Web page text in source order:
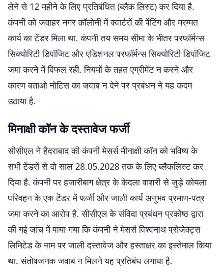
लेने से 12 महीने के लिए प्रतिबंधित (ब्लैक लिस्ट) कर दिया है.
कंपनी को जवाहर नगर कॉलोनी में क्वार्टरों की पेंटिंग और मरम्मत
कार्य का टेंडर मिला था. कंपनी तय समय सीमा के भीतर परफॉर्मन्स
सिक्योरिटी डिपॉजिट और एडिशनल परफॉर्मन्स सिक्योरिटी डिपॉजिट
जमा करने में विफल रही. नियमों के तहत एग्रीमेंट न करने और
कारण बताओ नोटिस का जवाब न देने पर प्रबंधन ने यह कदम
उठाया है.
मिनाक्षी कॉन के दस्तावेज फर्जी
सीसीएल ने हैदराबाद की कंपनी मेसर्स मीनाक्षी कॉन को भविष्य के
सभी टेंडरों से दो साल 28.05.2028 तक के लिए ब्लैकलिस्ट कर
दिया है. कंपनी पर हजारीबाग क्षेत्र के केदला वाशरी से जुड़े कोयला
परिवहन के एक टेंडर में फर्जी और जाली कार्य अनुभव प्रमाण-पत्र
जमा करने का आरोप है. सीसीएल के संविदा प्रबंधन प्रकोष्ठ द्वारा
की गई जांच में पाया गया कि कंपनी ने मेसर्स विश्वनाथ प्रोजेक्ट्स
लिमिटेड के नाम पर जाली दस्तावेज और हस्ताक्षर का इस्तेमाल किया
था. संतोषजनक जवाब न मिलने यह प्रतिबंध लगाया है.